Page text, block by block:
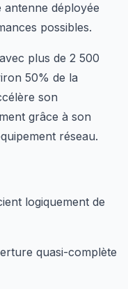
antenne déployée
possibles.
plus de 2 500
50% de la
son
grâce à son
réseau.
logiquement de
quasi-complète